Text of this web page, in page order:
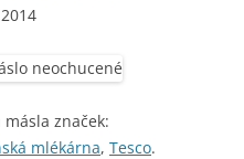
značek:
mlékárna, Tesco.